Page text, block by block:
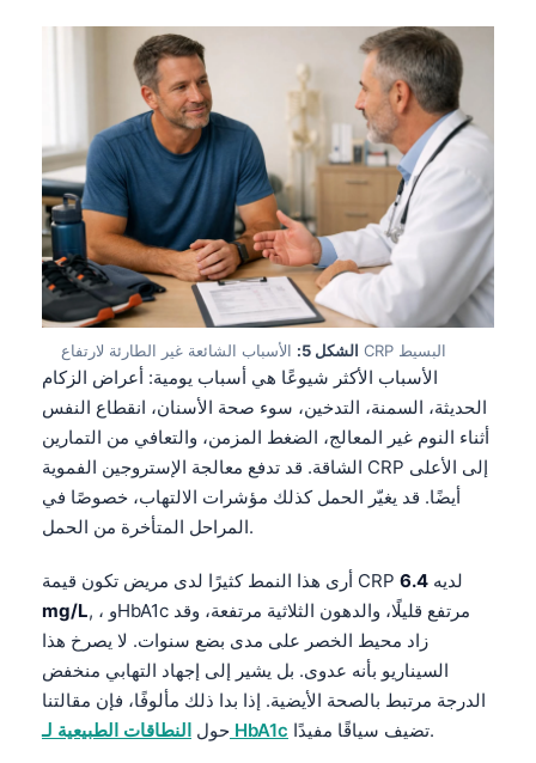
الشكل 5: الأسباب الشائعة غير الطارئة لارتفاع CRP البسيط
الأسباب الأكثر شيوعًا هي أسباب يومية: أعراض الزكام
الحديثة، السمنة، التدخين، سوء صحة الأسنان، انقطاع النفس
أثناء النوم غير المعالج، الضغط المزمن، والتعافي من التمارين
الشاقة. قد تدفع معالجة الإستروجين الفموية CRP إلى الأعلى
أيضًا. قد يغيّر الحمل كذلك مؤشرات الالتهاب، خصوصًا في
المراحل المتأخرة من الحمل.
أرى هذا النمط كثيرًا لدى مريض تكون قيمة CRP لديه 6.4
mg/L, ، وHbA1c مرتفع قليلًا، والدهون الثلاثية مرتفعة، وقد
زاد محيط الخصر على مدى بضع سنوات. لا يصرخ هذا
السيناريو بأنه عدوى. بل يشير إلى إجهاد التهابي منخفض
الدرجة مرتبط بالصحة الأيضية. إذا بدا ذلك مألوفًا، فإن مقالتنا
حول النطاقات الطبيعية لـ HbA1c تضيف سياقًا مفيدًا.